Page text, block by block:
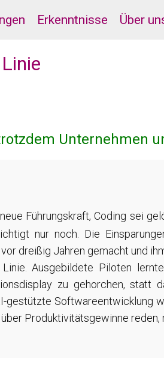
Erkenntnisse Über
Unternehmen
Führungskraft, Coding sei
nur noch. Die
dreißig Jahren gemacht und
Ausgebildete Piloten
zu gehorchen, statt
gestützte Softwareentwicklung
Produktivitätsgewinne